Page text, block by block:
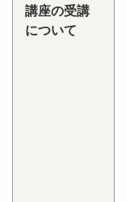
講座の受講
について